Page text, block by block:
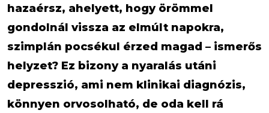
hazaérsz, ahelyett, hogy örömmel
gondolnál vissza az elmúlt napokra,
szimplán pocsékul érzed magad – ismerős
helyzet? Ez bizony a nyaralás utáni
depresszió, ami nem klinikai diagnózis,
könnyen orvosolható, de oda kell rá